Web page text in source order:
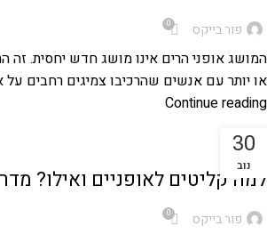
פור בייקס 0
או יותר עם אנשים שהרכיבו צמיגים רחבים על
Continue reading
30
נוב
סקירת מוצרים לאופניים
למה קליטים לאופניים ואילו?
פור בייקס 0